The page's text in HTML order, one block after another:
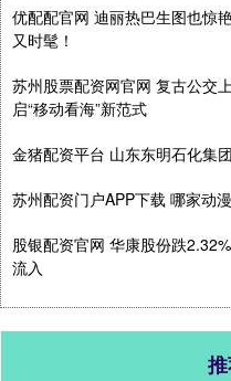
优配配官网 迪丽热巴生图也惊
又时髦！
苏州股票配资网官网 复古公交
启“移动看海”新范式
金猪配资平台 山东东明石化集
苏州配资门户APP下载 哪家动
股银配资官网 华康股份跌
流入